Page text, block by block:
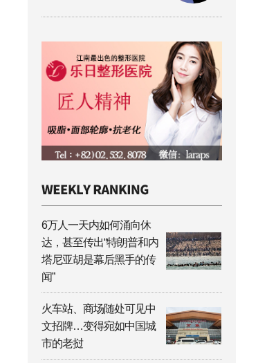
6万人一天内如何涌向休
达，甚至传出“特朗普和内
塔尼亚胡是幕后黑手的传
闻”
火车站、商场随处可见中
文招牌…变得宛如中国城
市的老挝